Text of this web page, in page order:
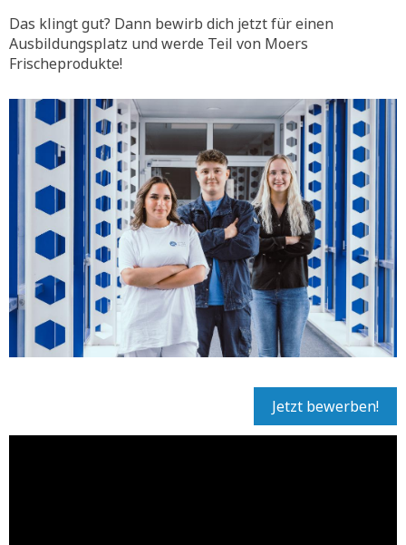
Das klingt gut? Dann bewirb dich jetzt für einen
Ausbildungsplatz und werde Teil von Moers
Frischeprodukte!
Jetzt bewerben!